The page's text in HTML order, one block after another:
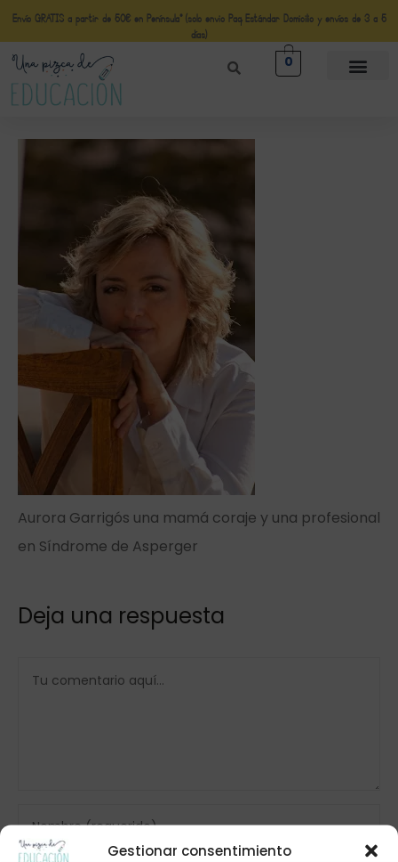
Gestionar consentimiento
Envío GRATIS a partir de 50€ en Península* (solo envio Paq Estándar Domicilio y envíos de 3 a 5
días)
0
Aurora Garrigós una mamá coraje y una profesional
en Síndrome de Asperger
Deja una respuesta